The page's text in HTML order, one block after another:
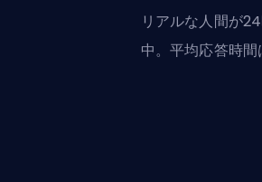
リアルな人間が
中。平均応答時間